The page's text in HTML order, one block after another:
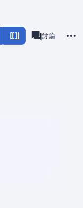
associated-
瓦爾海姆
討論